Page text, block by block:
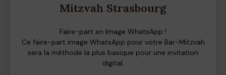
Mitzvah Strasbourg
Faire-part en Image WhatsApp !
Ce faire-part image WhatsApp pour votre Bar-Mitzvah
sera la méthode la plus basique pour une invitation
digital.